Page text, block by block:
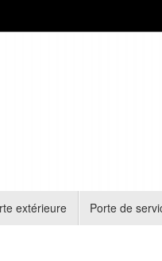
extérieure Porte de